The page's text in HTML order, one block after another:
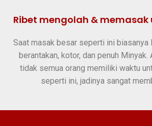
Ribet mengolah &
Saat masak besar seperti ini biasanya
berantakan, kotor, dan penuh Minyak.
tidak semua orang memiliki waktu
seperti ini, jadinya sangat